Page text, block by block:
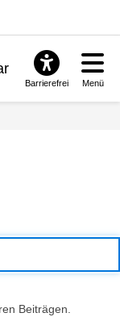
Barrierefrei Menü
Beiträgen.